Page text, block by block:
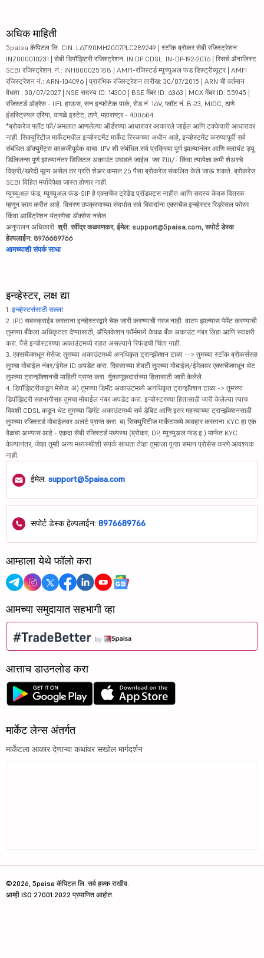
अधिक माहिती
5paisa कॅपिटल लि. CIN: L67190MH2007PLC289249 | स्टॉक ब्रोकर सेबी रजिस्ट्रेशन:
INZ000010231 | सेबी डिपॉझिटरी रजिस्ट्रेशन: IN DP CDSL: IN-DP-192-2016 | रिसर्च ॲनालिस्ट
SEBI रजिस्ट्रेशन. नं.: INH000025188 | AMFI-रजिस्टर्ड म्युच्युअल फंड डिस्ट्रीब्यूटर | AMFI
रजिस्ट्रेशन नं.: ARN-104096 | प्रारंभिक रजिस्ट्रेशन तारीख: 30/07/2015 | ARN ची वर्तमान
वैधता : 30/07/2027 | NSE सदस्य ID: 14300 | BSE मेंबर ID: 6363 | MCX मेंबर ID: 55945 |
रजिस्टर्ड ॲड्रेस - IIFL हाऊस, सन इन्फोटेक पार्क, रोड नं. 16V, प्लॉट नं. B-23, MIDC, ठाणे
इंडस्ट्रियल एरिया, वागळे इस्टेट, ठाणे, महाराष्ट्र - 400604
*ब्रोकरेज फ्लॅट फी/अंमलात आणलेल्या ऑर्डरच्या आधारावर आकारले जाईल आणि टक्केवारी आधारावर
नाही. सिक्युरिटीज मार्केटमधील इन्व्हेस्टमेंट मार्केट रिस्कच्या अधीन आहे, इन्व्हेस्टमेंट करण्यापूर्वी सर्व
संबंधित डॉक्युमेंट्स काळजीपूर्वक वाचा. IPV शी संबंधित सर्व प्रक्रिया पूर्ण झाल्यानंतर आणि क्लायंट ड्यू
डिलिजन्स पूर्ण झाल्यानंतर डिजिटल अकाउंट उघडले जाईल. जर ₹10/- किंवा त्यापेक्षा कमी शेअरचे
विक्री/खरेदी मूल्य असेल तर प्रति शेअर कमाल 25 पैसा ब्रोकरेज संकलित केले जाऊ शकते. ब्रोकरेज
SEBI विहित मर्यादेपेक्षा जास्त होणार नाही.
म्युच्युअल फंड, म्युच्युअल फंड-SIP हे एक्सचेंज ट्रेडेड प्रॉडक्ट्स नाहीत आणि सदस्य केवळ वितरक
म्हणून काम करीत आहे. वितरण उपक्रमाच्या संदर्भात सर्व विवादांना एक्सचेंज इन्व्हेस्टर रिड्रेसल फोरम
किंवा आर्बिट्रेशन यंत्रणेचा ॲक्सेस नसेल.
अनुपालन अधिकारी: श्री. रवींद्र कळवणकर, ईमेल: support@5paisa.com, सपोर्ट डेस्क
हेल्पलाईन: 8976689766
आमच्याशी संपर्क साधा
इन्व्हेस्टर, लक्ष द्या
1. इन्व्हेस्टर्ससाठी सल्ला
2. IPO सबस्क्राईब करताना इन्व्हेस्टरद्वारे चेक जारी करण्याची गरज नाही. वाटप झाल्यास पेमेंट करण्याची
तुमच्या बँकेला अधिकृतता देण्यासाठी, ॲप्लिकेशन फॉर्ममध्ये केवळ बँक अकाउंट नंबर लिहा आणि स्वाक्षरी
करा. पैसे इन्व्हेस्टरच्या अकाउंटमध्ये राहत असल्याने रिफंडची चिंता नाही.
3. एक्सचेंजमधून मेसेज: तुमच्या अकाउंटमध्ये अनधिकृत ट्रान्झॅक्शन टाळा --> तुमच्या स्टॉक ब्रोकर्ससह
तुमचा मोबाईल नंबर/ईमेल ID अपडेट करा. दिवसाच्या शेवटी तुमच्या मोबाईल/ईमेलवर एक्सचेंजमधून थेट
तुमच्या ट्रान्झॅक्शनची माहिती प्राप्त करा. गुंतवणूकदारांच्या हितासाठी जारी केलेले.
4. डिपॉझिटरीकडून मेसेज: अ) तुमच्या डिमॅट अकाउंटमध्ये अनधिकृत ट्रान्झॅक्शन टाळा -> तुमच्या
डिपॉझिटरी सहभागीसह तुमचा मोबाईल नंबर अपडेट करा. इन्व्हेस्टरच्या हितासाठी जारी केलेल्या त्याच
दिवशी CDSL कडून थेट तुमच्या डिमॅट अकाउंटमध्ये सर्व डेबिट आणि इतर महत्त्वाच्या ट्रान्झॅक्शनसाठी
तुमच्या रजिस्टर्ड मोबाईलवर अलर्ट प्राप्त करा. ब) सिक्युरिटीज मार्केटमध्ये व्यवहार करताना KYC हा एक
वेळचा अभ्यास आहे - एकदा सेबी रजिस्टर्ड मध्यस्थ (ब्रोकर, DP, म्युच्युअल फंड इ.) मार्फत KYC
केल्यानंतर, जेव्हा तुम्ही अन्य मध्यस्थीशी संपर्क साधता तेव्हा तुम्हाला पुन्हा समान प्रोसेस करणे आवश्यक
नाही.
ईमेल: support@5paisa.com
सपोर्ट डेस्क हेल्पलाईन: 8976689766
आम्हाला येथे फॉलो करा
आमच्या समुदायात सहभागी व्हा
आत्ताच डाउनलोड करा
मार्केट लेन्स अंतर्गत
मार्केटला आकार देणाऱ्या कथांवर सखोल मार्गदर्शन
©2026, 5paisa कॅपिटल लि. सर्व हक्क राखीव.
आम्ही ISO 27001:2022 प्रमाणित आहोत.